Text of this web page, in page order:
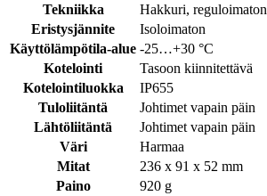
Tekniikka
Hakkuri, reguloimaton
Eristysjännite
Isoloimaton
Käyttölämpötila-alue -25…+30 °C
Kotelointi
Tasoon kiinnitettävä
Kotelointiluokka
IP655
Tuloliitäntä
Johtimet vapain päin
Lähtöliitäntä
Johtimet vapain päin
Väri
Harmaa
Mitat
236 x 91 x 52 mm
Paino
920 g